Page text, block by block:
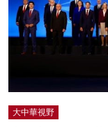
大中華視野